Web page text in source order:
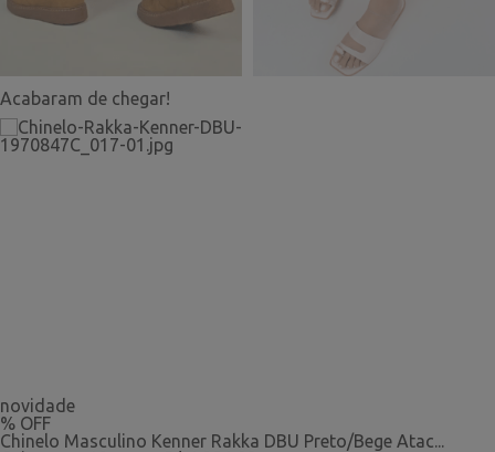
Acabaram de chegar!
novidade
% OFF
Chinelo Masculino Kenner Rakka DBU Preto/Bege Atac...